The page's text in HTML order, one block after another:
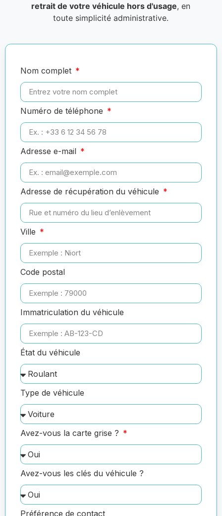
retrait de votre véhicule hors d'usage, en
toute simplicité administrative.
Nom complet
Numéro de téléphone
Adresse e-mail
Adresse de récupération du véhicule
Ville
Code postal
Immatriculation du véhicule
État du véhicule
Type de véhicule
Avez-vous la carte grise ?
Avez-vous les clés du véhicule ?
Préférence de contact